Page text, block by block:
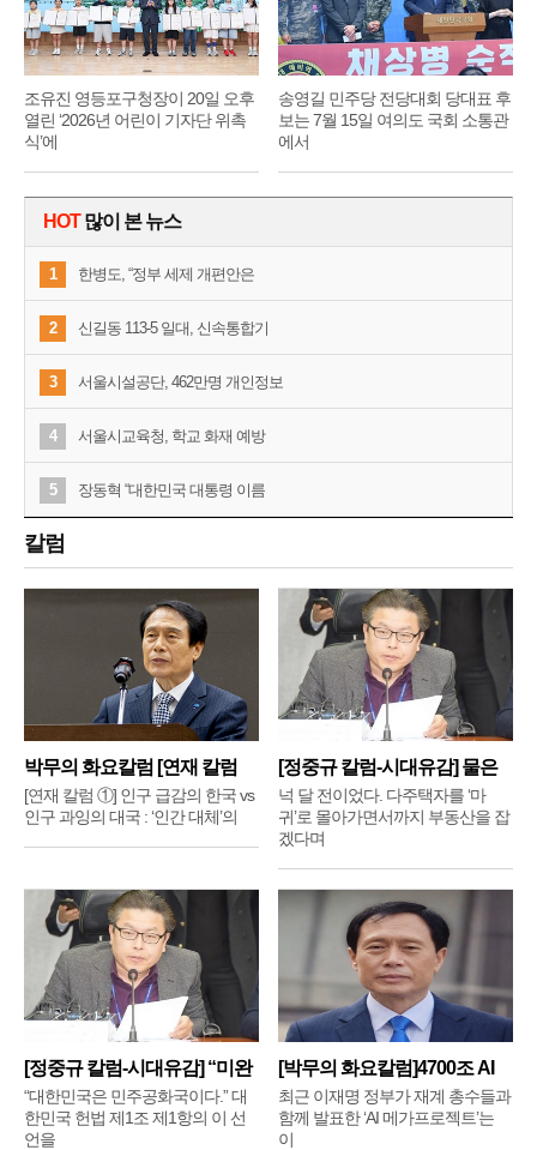
조유진 영등포구청장이 20일 오후
열린 ‘2026년 어린이 기자단 위촉
식’에
송영길 민주당 전당대회 당대표 후
보는 7월 15일 여의도 국회 소통관
에서
HOT많이 본 뉴스
1 한병도, “정부 세제 개편안은
2 신길동 113-5 일대, 신속통합기
3 서울시설공단, 462만명 개인정보
4 서울시교육청, 학교 화재 예방
5 장동혁 “대한민국 대통령 이름
칼럼
박무의 화요칼럼 [연재 칼럼
①]
[연재 칼럼 ①] 인구 급감의 한국 vs
인구 과잉의 대국 : ‘인간 대체’의
[정중규 칼럼-시대유감] 물은
배
넉 달 전이었다. 다주택자를 ‘마
귀’로 몰아가면서까지 부동산을 잡
겠다며
[정중규 칼럼-시대유감] “미완
“대한민국은 민주공화국이다.” 대
한민국 헌법 제1조 제1항의 이 선
언을
[박무의 화요칼럼]4700조 AI
메
최근 이재명 정부가 재계 총수들과
함께 발표한 ‘AI 메가프로젝트’는
이